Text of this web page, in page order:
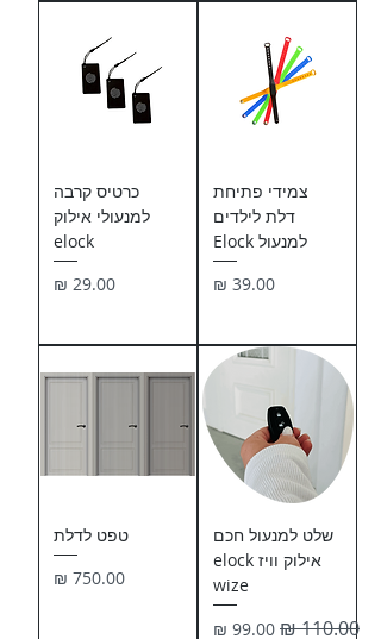
צמידי פתיחת
דלת לילדים
למנעול Elock
מחיר
כרטיס קרבה
למנעולי אילוק
elock
מחיר
שלט למנעול חכם
אילוק וויז elock
wize
מחיר רגיל
מחיר מבצע
טפט לדלת
מחיר